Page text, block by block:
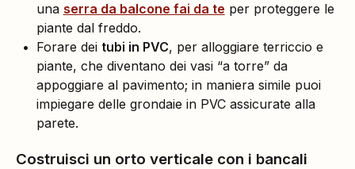
una serra da balcone fai da te per proteggere le
piante dal freddo.
Forare dei tubi in PVC, per alloggiare terriccio e
piante, che diventano dei vasi “a torre” da
appoggiare al pavimento; in maniera simile puoi
impiegare delle grondaie in PVC assicurate alla
parete.
Costruisci un orto verticale con i bancali